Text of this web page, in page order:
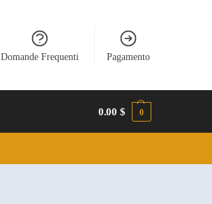
Domande Frequenti Pagamento
0.00$ 0